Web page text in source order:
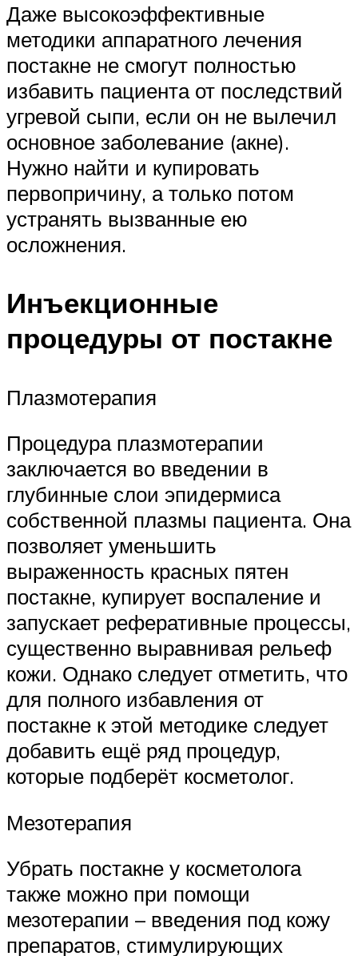
Даже высокоэффективные
методики аппаратного лечения
постакне не смогут полностью
избавить пациента от последствий
угревой сыпи, если он не вылечил
основное заболевание (акне).
Нужно найти и купировать
первопричину, а только потом
устранять вызванные ею
осложнения.
Инъекционные
процедуры от постакне
Плазмотерапия
Процедура плазмотерапии
заключается во введении в
глубинные слои эпидермиса
собственной плазмы пациента. Она
позволяет уменьшить
выраженность красных пятен
постакне, купирует воспаление и
запускает реферативные процессы,
существенно выравнивая рельеф
кожи. Однако следует отметить, что
для полного избавления от
постакне к этой методике следует
добавить ещё ряд процедур,
которые подберёт косметолог.
Мезотерапия
Убрать постакне у косметолога
также можно при помощи
мезотерапии – введения под кожу
препаратов, стимулирующих